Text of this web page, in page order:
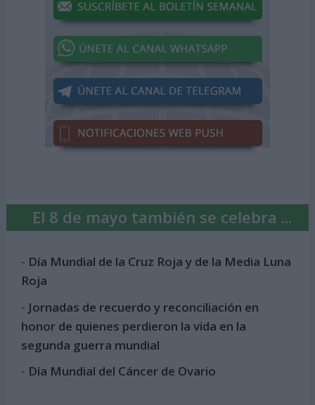
El 8 de mayo también se celebra ...
- Día Mundial de la Cruz Roja y de la Media Luna
Roja
- Jornadas de recuerdo y reconciliación en
honor de quienes perdieron la vida en la
segunda guerra mundial
- Día Mundial del Cáncer de Ovario